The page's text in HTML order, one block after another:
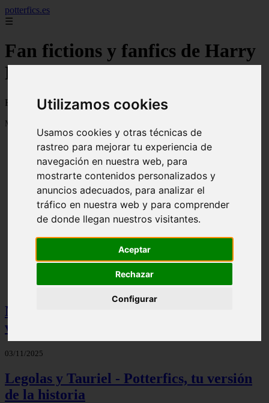
Utilizamos cookies
Usamos cookies y otras técnicas de
rastreo para mejorar tu experiencia de
navegación en nuestra web, para
mostrarte contenidos personalizados y
anuncios adecuados, para analizar el
tráfico en nuestra web y para comprender
de donde llegan nuestros visitantes.
Aceptar
Rechazar
Configurar
potterfics.es
☰
Fan fictions y fanfics de Harry
Potter en Español
Fan fictions y fanfics de Harry Potter en Español
Mostrando 1 - 24 de 3915 artículos
Otra vez - Potterfics, tu versión de la historia
Mis palabras favoritas - Potterfics, tu
versión de la historia
03/11/2025
Legolas y Tauriel - Potterfics, tu versión
de la historia